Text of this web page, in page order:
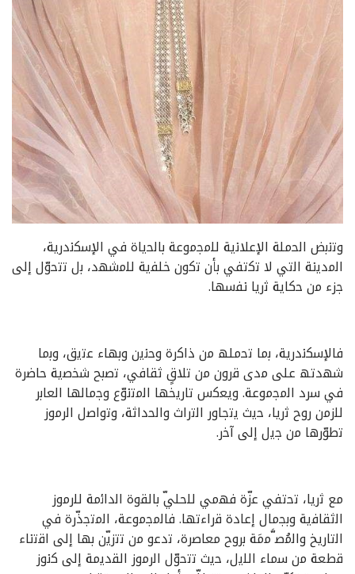
وﺗﻧﺑض اﻟﺣﻣﻠﺔ اﻹﻋﻼﻧﯾﺔ ﻟﻠﻣﺟﻣوﻋﺔ ﺑﺎﻟﺣﯾﺎة ﻓﻲ اﻹﺳﻛﻧدرﯾﺔ،
اﻟﻣدﯾﻧﺔ اﻟﺗﻲ ﻻ ﺗﻛﺗﻔﻲ ﺑﺄن ﺗﻛون ﺧﻠﻔﯾﺔ ﻟﻠﻣﺷﮭد، ﺑل ﺗﺗﺣوّل إﻟﻰ
ﺟزء ﻣن ﺣﻛﺎﯾﺔ ﺛرﯾﺎ ﻧﻔﺳﮭﺎ.
ﻓﺎﻹﺳﻛﻧدرﯾﺔ، ﺑﻣﺎ ﺗﺣﻣﻠﮫ ﻣن ذاﻛرة وﺣﻧﯾن وﺑﮭﺎء ﻋﺗﯾق، وﺑﻣﺎ
ﺷﮭدﺗﮫ ﻋﻠﻰ ﻣدى ﻗرون ﻣن ﺗﻼقٍ ﺛﻘﺎﻓﻲ، ﺗﺻﺑﺢ ﺷﺧﺻﯾﺔ ﺣﺎﺿرة
ﻓﻲ ﺳرد اﻟﻣﺟﻣوﻋﺔ. وﯾﻌﻛس ﺗﺎرﯾﺧﮭﺎ اﻟﻣﺗﻧوّع وﺟﻣﺎﻟﮭﺎ اﻟﻌﺎﺑر
ﻟﻠزﻣن روح ﺛرﯾﺎ، ﺣﯾث ﯾﺗﺟﺎور اﻟﺗراث واﻟﺣداﺛﺔ، وﺗواﺻل اﻟرﻣوز
ﺗطوّرھﺎ ﻣن ﺟﯾل إﻟﻰ آﺧر.
ﻣﻊ ﺛرﯾﺎ، ﺗﺣﺗﻔﻲ ﻋزّة ﻓﮭﻣﻲ ﻟﻠﺣﻠﻲّ ﺑﺎﻟﻘوة اﻟداﺋﻣﺔ ﻟﻠرﻣوز
اﻟﺛﻘﺎﻓﯾﺔ وﺑﺟﻣﺎل إﻋﺎدة ﻗراءﺗﮭﺎ. ﻓﺎﻟﻣﺟﻣوﻋﺔ، اﻟﻣﺗﺟذّرة ﻓﻲ
اﻟﺗﺎرﯾﺦ واﻟﻣُﺻ ﱠﻣﻣَﺔ ﺑروح ﻣﻌﺎﺻرة، ﺗدﻋو ﻣن ﺗﺗزﯾّن ﺑﮭﺎ إﻟﻰ اﻗﺗﻧﺎء
ﻗطﻌﺔ ﻣن ﺳﻣﺎء اﻟﻠﯾل، ﺣﯾث ﺗﺗﺣوّل اﻟرﻣوز اﻟﻘدﯾﻣﺔ إﻟﻰ ﻛﻧوز